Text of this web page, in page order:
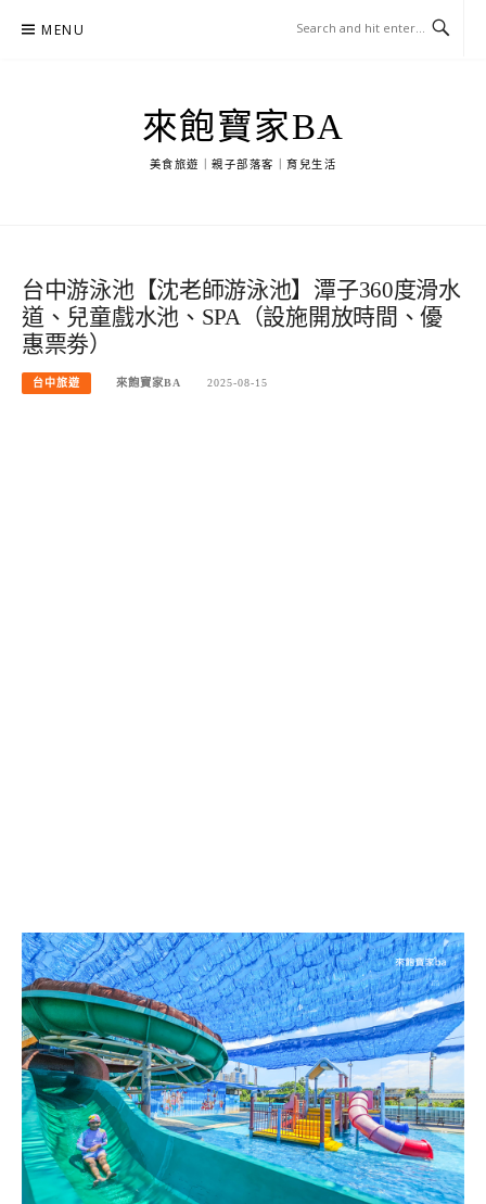
MENU
來飽寶家BA
美食旅遊｜親子部落客｜育兒生活
台中游泳池【沈老師游泳池】潭子360度滑水
道、兒童戲水池、SPA（設施開放時間、優
惠票劵）
台中旅遊 來飽寶家BA 2025-08-15